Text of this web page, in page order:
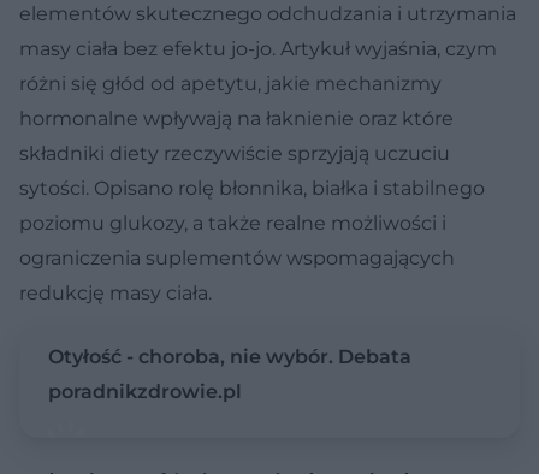
elementów skutecznego odchudzania i utrzymania
masy ciała bez efektu jo-jo. Artykuł wyjaśnia, czym
różni się głód od apetytu, jakie mechanizmy
hormonalne wpływają na łaknienie oraz które
składniki diety rzeczywiście sprzyjają uczuciu
sytości. Opisano rolę błonnika, białka i stabilnego
poziomu glukozy, a także realne możliwości i
ograniczenia suplementów wspomagających
redukcję masy ciała.
Otyłość - choroba, nie wybór. Debata
poradnikzdrowie.pl